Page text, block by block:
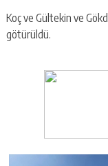
Koç ve Gültekin ve
götürüldü.